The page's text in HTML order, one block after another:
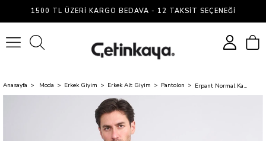
1500 TL ÜZERI KARGO BEDAVA - 12 TAKSIT SEÇENEĞI
Anasayfa Moda Erkek Giyim Erkek Alt Giyim Pantolon Erpant Normal Kalıp Kahve Jogger Kadife Pantolon